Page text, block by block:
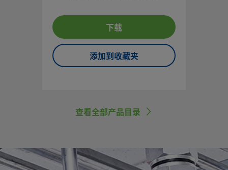
下载
添加到收藏夹
查看全部产品目录